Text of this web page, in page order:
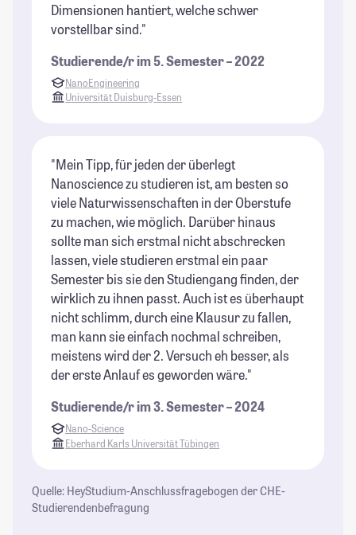
Dimensionen hantiert, welche schwer
vorstellbar sind."
Studierende/r im 5. Semester – 2022
NanoEngineering
Universität Duisburg-Essen
"Mein Tipp, für jeden der überlegt
Nanoscience zu studieren ist, am besten so
viele Naturwissenschaften in der Oberstufe
zu machen, wie möglich. Darüber hinaus
sollte man sich erstmal nicht abschrecken
lassen, viele studieren erstmal ein paar
Semester bis sie den Studiengang finden, der
wirklich zu ihnen passt. Auch ist es überhaupt
nicht schlimm, durch eine Klausur zu fallen,
man kann sie einfach nochmal schreiben,
meistens wird der 2. Versuch eh besser, als
der erste Anlauf es geworden wäre."
Studierende/r im 3. Semester – 2024
Nano-Science
Eberhard Karls Universität Tübingen
Quelle: HeyStudium-Anschlussfragebogen der CHE-
Studierendenbefragung